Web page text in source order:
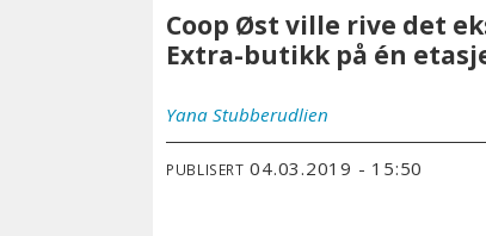
Coop Øst ville rive det
Extra-butikk på én
Yana Stubberudlien
PUBLISERT 04.03.2019 - 15:50